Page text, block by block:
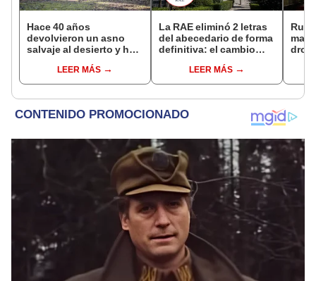
Hace 40 años
devolvieron un asno
salvaje al desierto y hoy
reforestar el ecosistema
de forma natural
LEER MÁS
La RAE eliminó 2 letras
del abecedario de forma
definitiva: el cambio
LEER MÁS